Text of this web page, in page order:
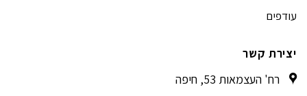
עודפים
יצירת קשר
רח' העצמאות 53, חיפה